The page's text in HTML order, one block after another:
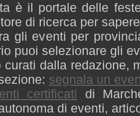
è il portale delle
di ricerca per
gli eventi per
puoi selezionare gli
curati dalla redazione,
segnala un
certificati di
di eventi,